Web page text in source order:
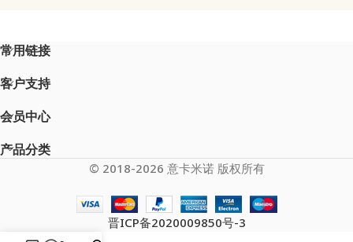
常用链接
客户支持
会员中心
产品分类
© 2018-2026 意卡米诺 版权所有
晋ICP备2020009850号-3